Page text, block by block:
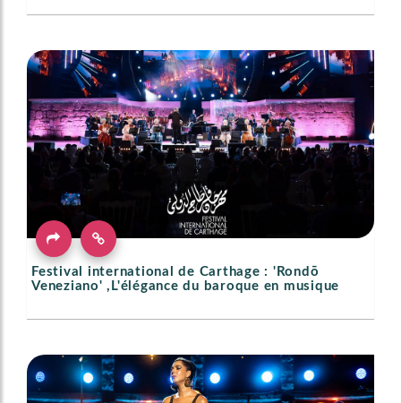
Festival international de Carthage : 'Rondō
Veneziano' ,L'élégance du baroque en musique